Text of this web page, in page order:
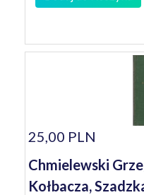
25,00 PLN
Chmielewski
Kołbacza,